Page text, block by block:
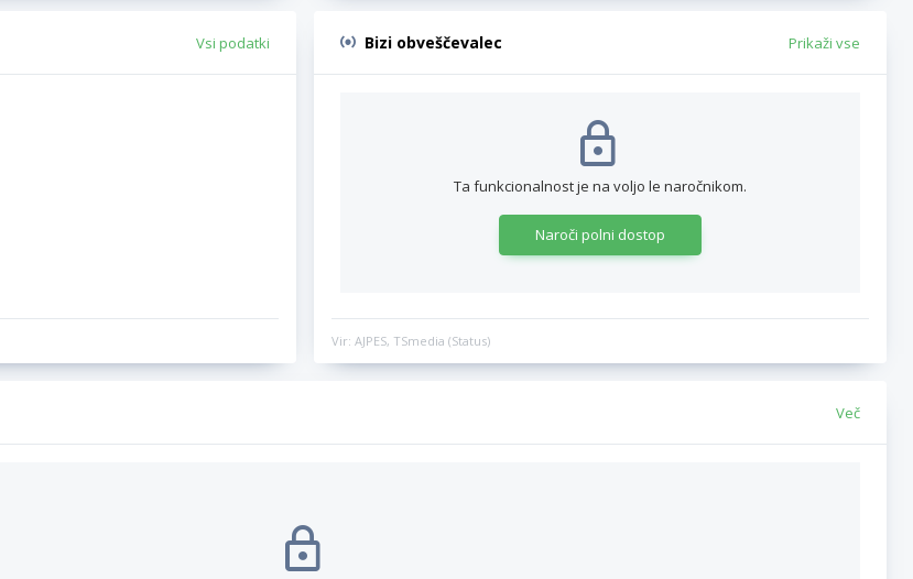
Vsi podatki Bizi obveščevalec Prikaži vse
Ta funkcionalnost je na voljo le naročnikom.
Naroči polni dostop
Vir: AJPES, TSmedia (Status)
Več